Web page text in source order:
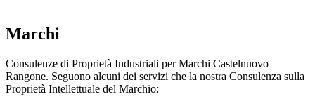
Marchi
Consulenze di Proprietà Industriali per Marchi Castelnuovo
Rangone. Seguono alcuni dei servizi che la nostra Consulenza sulla
Proprietà Intellettuale del Marchio: